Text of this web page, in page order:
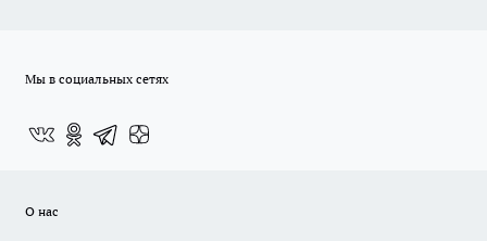
Мы в социальных сетях
О нас